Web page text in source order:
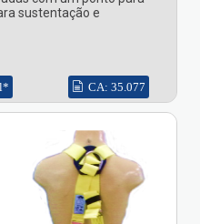
sustentação e
CA: 35.077